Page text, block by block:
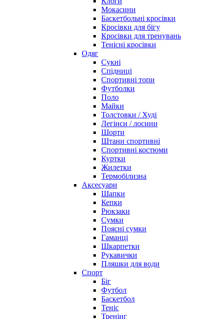
Мокасини
Баскетбольні кросівки
Кросівки для бігу
Кросівки для тренувань
Тенісні кросівки
Одяг
Сукні
Спідниці
Спортивні топи
Футболки
Поло
Майки
Толстовки / Худі
Легінси / лосини
Шорти
Штани спортивні
Спортивні костюми
Куртки
Жилетки
Термобілизна
Аксесуари
Шапки
Кепки
Рюкзаки
Сумки
Поясні сумки
Гаманці
Шкарпетки
Рукавички
Пляшки для води
Спорт
Біг
Футбол
Баскетбол
Теніс
Тренінг